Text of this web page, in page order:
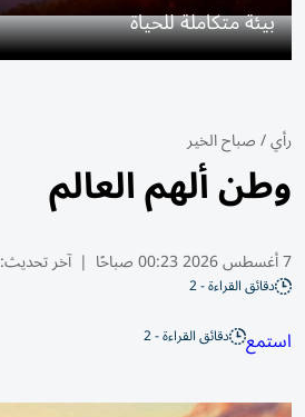
بيئة متكاملة للحياة
رأي/صباح الخير
وطن ألهم العالم
7 أغسطس 2026 00:23 صباحًا | آخر تحديث:
دقائق القراءة - 2
استمع دقائق القراءة - 2